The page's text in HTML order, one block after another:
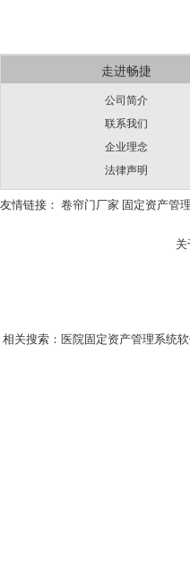
走进畅捷
公司简介
联系我们
企业理念
法律声明
友情链接： 卷帘门厂家 固定资产管
相关搜索： 医院固定资产管理系统